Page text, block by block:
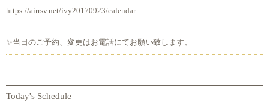
https://airrsv.net/ivy20170923/calendar
✨当日のご予約、変更はお電話にてお願い致します。
Today's Schedule